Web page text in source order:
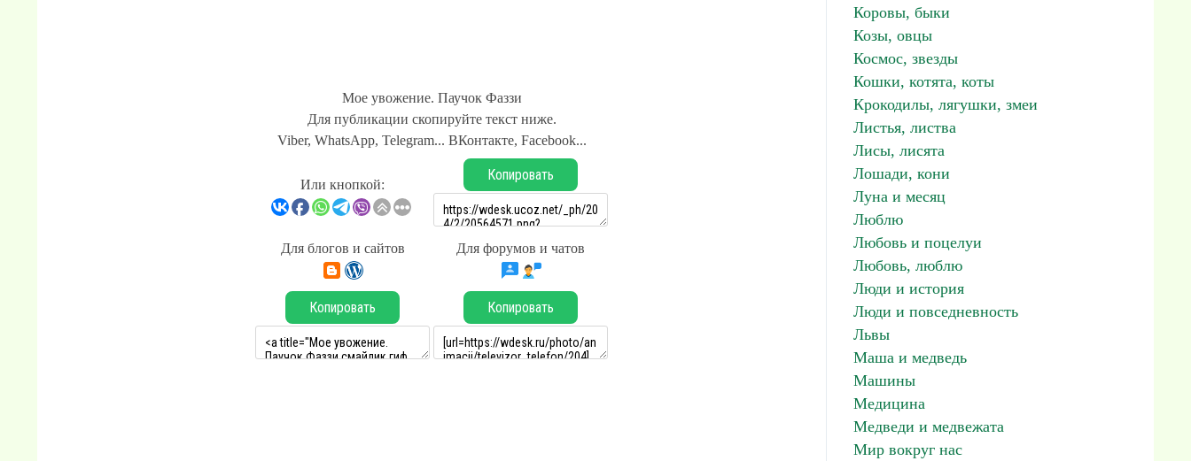
Мое увожение. Паучок Фаззи
Для публикации скопируйте текст ниже.
Viber, WhatsApp, Telegram... ВКонтакте, Facebook...
Или кнопкой:
Копировать
Для блогов и сайтов Для форумов и чатов
Копировать Копировать
Коровы, быки
Козы, овцы
Космос, звезды
Кошки, котята, коты
Крокодилы, лягушки, змеи
Листья, листва
Лисы, лисята
Лошади, кони
Луна и месяц
Люблю
Любовь и поцелуи
Любовь, люблю
Люди и история
Люди и повседневность
Львы
Маша и медведь
Машины
Медицина
Медведи и медвежата
Мир вокруг нас